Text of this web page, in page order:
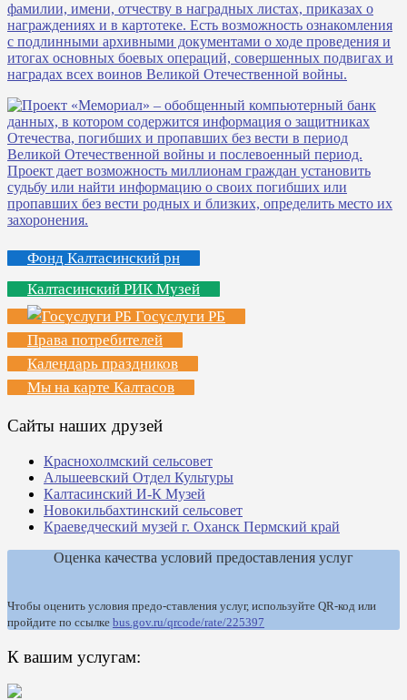
Фонд Калтасинский рн
Калтасинский РИК Музей
Госуслуги РБ
Права потребителей
Календарь праздников
Мы на карте Калтасов
Сайты наших друзей
Краснохолмский сельсовет
Альшеевский Отдел Культуры
Калтасинский И-К Музей
Новокильбахтинский сельсовет
Краеведческий музей г. Оханск Пермский край
Оценка качества условий предоставления услуг
Чтобы оценить условия предо-ставления услуг, используйте QR-код или
пройдите по ссылке bus.gov.ru/qrcode/rate/225397
К вашим услугам: